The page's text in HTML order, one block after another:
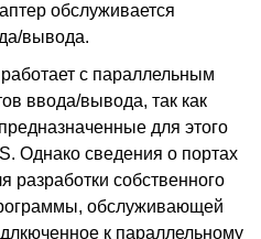
обслуживается
вывода.
с параллельным
ввода/вывода, так как
для этого
Однако сведения о портах
разработки собственного
обслуживающей
к параллельному